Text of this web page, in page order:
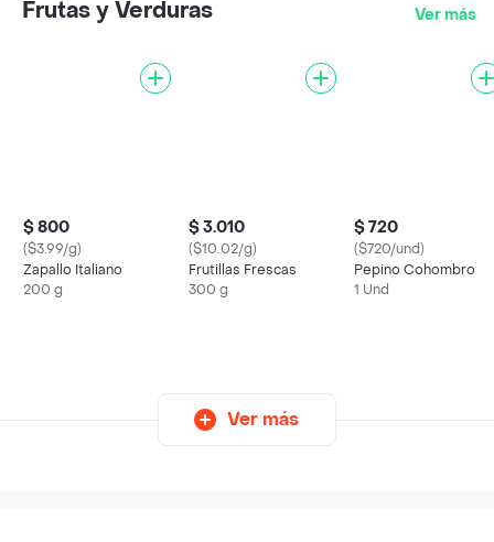
Frutas y Verduras Ver más
$ 800
($3.99/g)
Zapallo Italiano
200 g
$ 3.010
($10.02/g)
Frutillas Frescas
300 g
$ 720
($720/und)
Pepino Cohombro
1 Und
Ver más